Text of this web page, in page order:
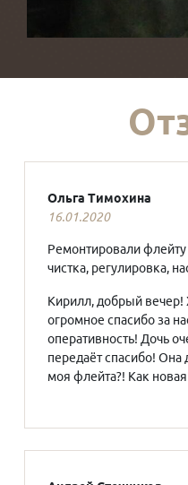
Ольга Тимохина
16.01.2020
Ремонтировали
чистка, регулировка,
Кирилл, добрый вечер!
огромное спасибо за
оперативность! Дочь
передаёт спасибо! Она
моя флейта?! Как